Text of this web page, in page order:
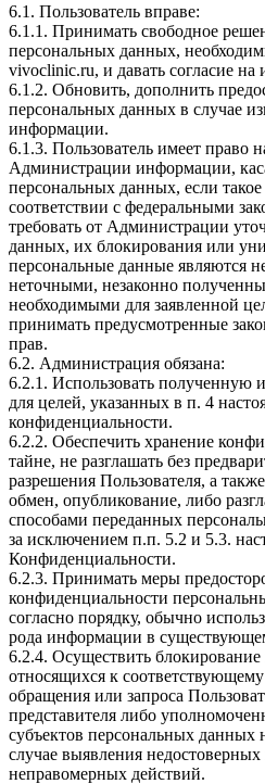
6.1. Пользователь вправе:
6.1.1. Принимать свободное
персональных данных,
vivoclinic.ru, и давать согласие на
6.1.2. Обновить, дополнить
персональных данных в случае
информации.
6.1.3. Пользователь имеет право
Администрации информации,
персональных данных, если
соответствии с федеральными
требовать от Администрации
данных, их блокирования или
персональные данные являются
неточными, незаконно
необходимыми для заявленной
принимать предусмотренные
прав.
6.2. Администрация обязана:
6.2.1. Использовать
для целей, указанных в п. 4
конфиденциальности.
6.2.2. Обеспечить хранение
тайне, не разглашать без
разрешения Пользователя, а
обмен, опубликование, либо
способами переданных
за исключением п.п. 5.2 и 5.3.
Конфиденциальности.
6.2.3. Принимать меры
конфиденциальности
согласно порядку, обычно
рода информации в
6.2.4. Осуществить
относящихся к
обращения или запроса
представителя либо
субъектов персональных данных
случае выявления
неправомерных действий.